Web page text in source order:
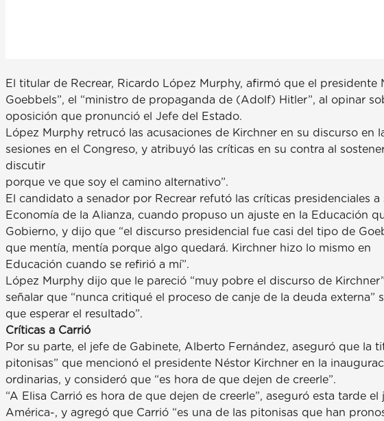
El titular de Recrear, Ricardo López Murphy, afirmó que el presidente
Goebbels”, el “ministro de propaganda de (Adolf) Hitler”, al opinar
oposición que pronunció el Jefe del Estado.
López Murphy retrucó las acusaciones de Kirchner en su discurso
sesiones en el Congreso, y atribuyó las críticas en su contra al
discutir
porque ve que soy el camino alternativo”.
El candidato a senador por Recrear refutó las críticas presidenciales
Economía de la Alianza, cuando propuso un ajuste en la Educación
Gobierno, y dijo que “el discurso presidencial fue casi del tipo de
que mentía, mentía porque algo quedará. Kirchner hizo lo mismo en
Educación cuando se refirió a mí”.
López Murphy dijo que le pareció “muy pobre el discurso de
señalar que “nunca critiqué el proceso de canje de la deuda externa”
que esperar el resultado”.
Críticas a Carrió
Por su parte, el jefe de Gabinete, Alberto Fernández, aseguró que la
pitonisas” que mencionó el presidente Néstor Kirchner en la
ordinarias, y consideró que “es hora de que dejen de creerle”.
“A Elisa Carrió es hora de que dejen de creerle”, aseguró esta tarde
América-, y agregó que Carrió “es una de las pitonisas que han